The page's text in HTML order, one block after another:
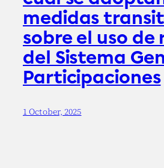
medidas
sobre el uso de
del Sistema
Participaciones
1 October, 2025